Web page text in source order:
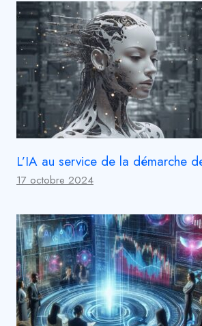
L’IA au service de la démarche
17 octobre 2024